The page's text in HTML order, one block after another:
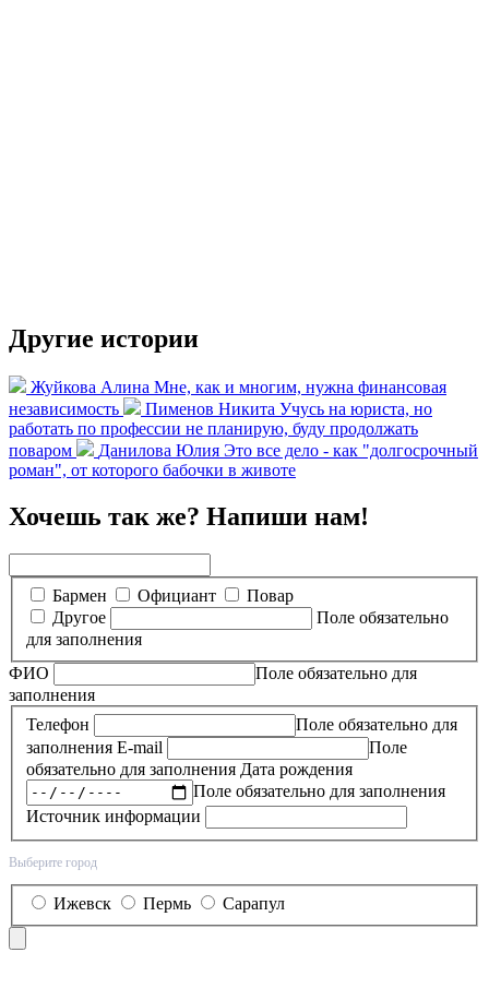
Другие истории
Жуйкова Алина Мне, как и многим, нужна финансовая
независимость
Пименов Никита Учусь на юриста, но
работать по профессии не планирую, буду продолжать
поваром
Данилова Юлия Это все дело - как "долгосрочный
роман", от которого бабочки в животе
Хочешь так же? Напиши нам!
Бармен Официант
Повар
Другое
Поле обязательно
для заполнения
ФИО
Поле обязательно для
заполнения
Телефон
Поле обязательно для
заполнения E-mail
Поле
обязательно для заполнения Дата рождения
Поле обязательно для заполнения
Источник информации
Выберите город
Ижевск Пермь Сарапул